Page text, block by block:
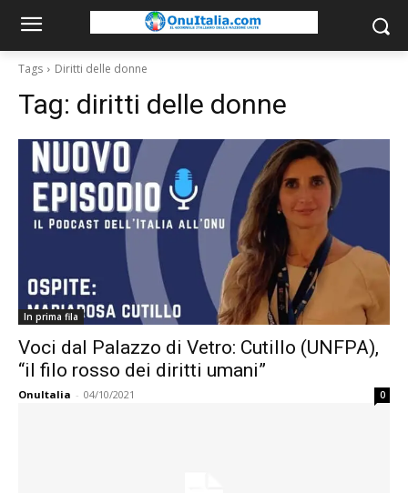
Tags Diritti delle donne
Tag: diritti delle donne
In prima fila
Voci dal Palazzo di Vetro: Cutillo (UNFPA),
“il filo rosso dei diritti umani”
OnuItalia - 04/10/2021 0